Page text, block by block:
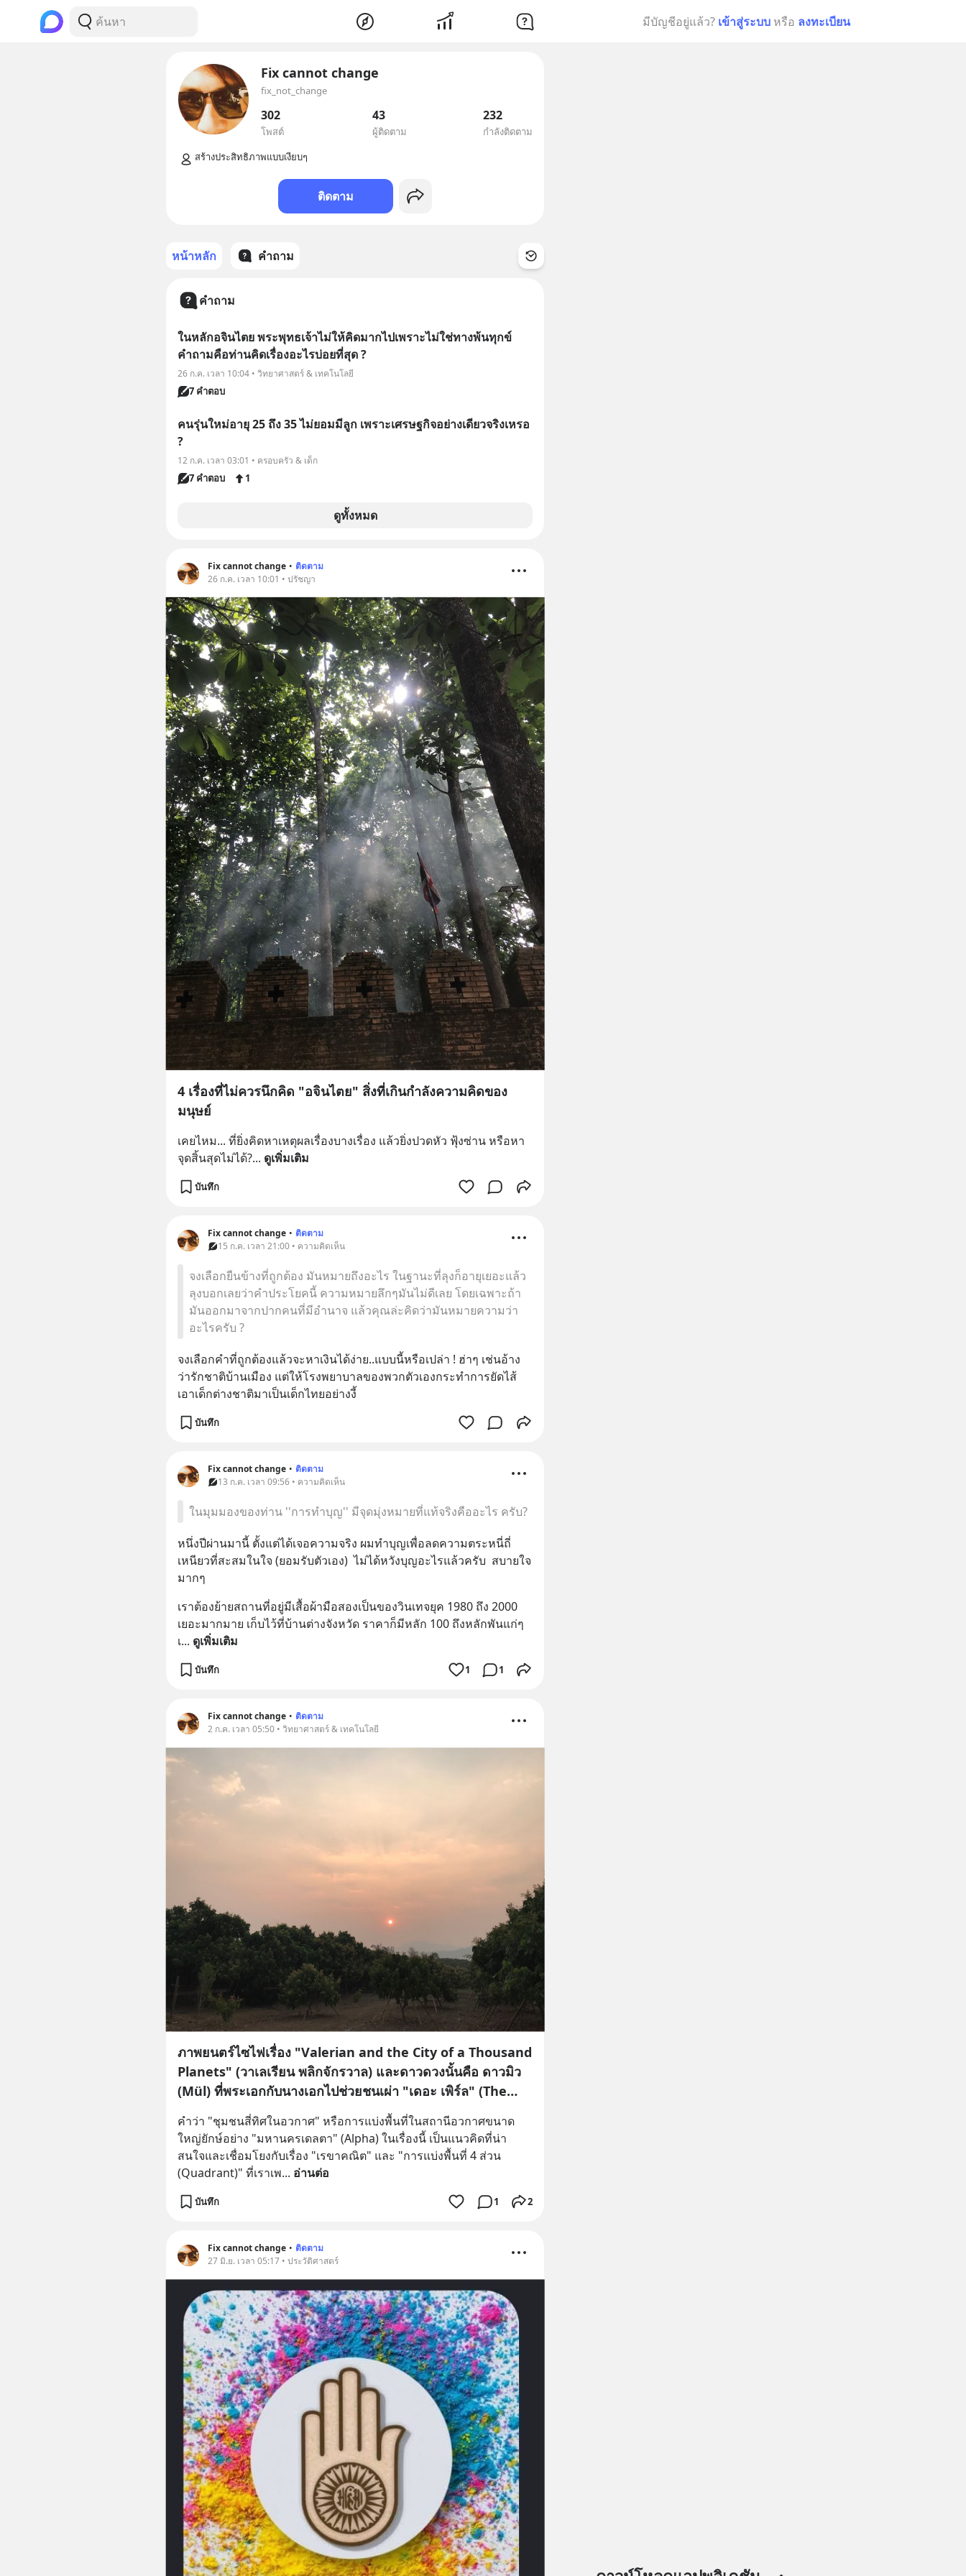
มีบัญชีอยู่แล้ว? เข้าสู่ระบบ หรือ ลงทะเบียน
Fix cannot change
fix_not_change
302
โพสต์
43
ผู้ติดตาม
232
กำลังติดตาม
ติดตาม
หน้าหลัก คำถาม
คำถาม
ในหลักอจินไตย พระพุทธเจ้าไม่ให้คิดมากไปเพราะไม่ใช่ทางพ้นทุกข์
คำถามคือท่านคิดเรื่องอะไรบ่อยที่สุด ?
26 ก.ค. เวลา 10:04 • วิทยาศาสตร์ & เทคโนโลยี
7 คำตอบ
คนรุ่นใหม่อายุ 25 ถึง 35 ไม่ยอมมีลูก เพราะเศรษฐกิจอย่างเดียวจริงเหรอ
?
12 ก.ค. เวลา 03:01 • ครอบครัว & เด็ก
7 คำตอบ 1
ดูทั้งหมด
Fix cannot change • ติดตาม
26 ก.ค. เวลา 10:01 • ปรัชญา
4 เรื่องที่ไม่ควรนึกคิด "อจินไตย" สิ่งที่เกินกำลังความคิดของ
มนุษย์
เคยไหม... ที่ยิ่งคิดหาเหตุผลเรื่องบางเรื่อง แล้วยิ่งปวดหัว ฟุ้งซ่าน หรือหา
จุดสิ้นสุดไม่ได้?... ดูเพิ่มเติม
บันทึก
Fix cannot change • ติดตาม
15 ก.ค. เวลา 21:00 • ความคิดเห็น
จงเลือกยืนข้างที่ถูกต้อง มันหมายถึงอะไร ในฐานะที่ลุงก็อายุเยอะแล้ว
ลุงบอกเลยว่าคำประโยคนี้ ความหมายลึกๆมันไม่ดีเลย โดยเฉพาะถ้า
มันออกมาจากปากคนที่มีอำนาจ แล้วคุณล่ะคิดว่ามันหมายความว่า
อะไรครับ ?
จงเลือกคำที่ถูกต้องแล้วจะหาเงินได้ง่าย..แบบนี้หรือเปล่า ! ฮ่าๆ เช่นอ้าง
ว่ารักชาติบ้านเมือง แต่ให้โรงพยาบาลของพวกตัวเองกระทำการยัดไส้
เอาเด็กต่างชาติมาเป็นเด็กไทยอย่างงี้
บันทึก
Fix cannot change • ติดตาม
13 ก.ค. เวลา 09:56 • ความคิดเห็น
ในมุมมองของท่าน ''การทำบุญ'' มีจุดมุ่งหมายที่แท้จริงคืออะไร ครับ?
หนึ่งปีผ่านมานี้ ตั้งแต่ได้เจอความจริง ผมทำบุญเพื่อลดความตระหนี่ถี่
เหนียวที่สะสมในใจ (ยอมรับตัวเอง)  ไม่ได้หวังบุญอะไรแล้วครับ  สบายใจ
มากๆ
เราต้องย้ายสถานที่อยู่มีเสื้อผ้ามือสองเป็นของวินเทจยุค 1980 ถึง 2000
เยอะมากมาย เก็บไว้ที่บ้านต่างจังหวัด ราคาก็มีหลัก 100 ถึงหลักพันแก่ๆ
เ... ดูเพิ่มเติม
บันทึก 1 1
Fix cannot change • ติดตาม
2 ก.ค. เวลา 05:50 • วิทยาศาสตร์ & เทคโนโลยี
ภาพยนตร์ไซไฟเรื่อง "Valerian and the City of a Thousand
Planets" (วาเลเรียน พลิกจักรวาล) และดาวดวงนั้นคือ ดาวมิว
(Mül) ที่พระเอกกับนางเอกไปช่วยชนเผ่า "เดอะ เพิร์ล" (The
Pearls) ชนเผ่าผิวสีมุกที่รักสงบ
คำว่า "ชุมชนสี่ทิศในอวกาศ" หรือการแบ่งพื้นที่ในสถานีอวกาศขนาด
ใหญ่ยักษ์อย่าง "มหานครเดลตา" (Alpha) ในเรื่องนี้ เป็นแนวคิดที่น่า
สนใจและเชื่อมโยงกับเรื่อง "เรขาคณิต" และ "การแบ่งพื้นที่ 4 ส่วน
(Quadrant)" ที่เราเพ... อ่านต่อ
บันทึก 1 2
Fix cannot change • ติดตาม
27 มิ.ย. เวลา 05:17 • ประวัติศาสตร์